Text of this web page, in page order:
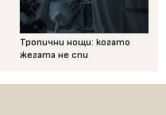
Тропични нощи: когато
жегата не спи